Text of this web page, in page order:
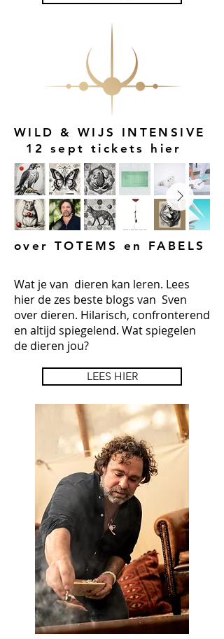
WILD & WIJS INTENSIVE
12 sept tickets hier
over TOTEMS en FABELS
Wat je van dieren kan leren. Lees
hier de zes beste blogs van Sven
over dieren. Hilarisch, confronterend
en altijd spiegelend. Wat spiegelen
de dieren jou?
LEES HIER